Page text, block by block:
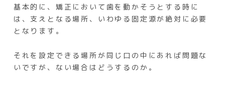
基本的に、矯正において歯を動かそうとする時に
は、支えとなる場所、いわゆる固定源が絶対に必要
となります。
それを設定できる場所が同じ口の中にあれば問題な
いですが、ない場合はどうするのか。